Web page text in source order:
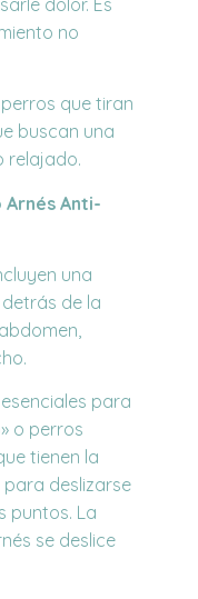
no
que tiran
buscan una
relajado.
Arnés Anti-
una
de la
para
o perros
tienen la
deslizarse
puntos. La
se deslice